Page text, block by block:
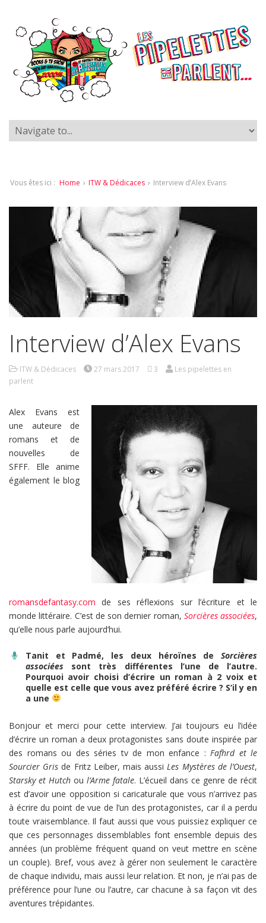
Vous êtes ici : Home › ITW & Dédicaces › Interview d’Alex Evans
Interview d’Alex Evans
ITW & Dédicaces 27 mars 2017 3
Les pipelettes en
parlent
Alex Evans est
une auteure de
romans et de
nouvelles de
SFFF. Elle anime
également le blog
romansdefantasy.com de ses réflexions sur l’écriture et le
monde littéraire. C’est de son dernier roman, Sorcières associées,
qu’elle nous parle aujourd’hui.
Tanit et Padmé, les deux héroïnes de Sorcières
associées sont très différentes l’une de l’autre.
Pourquoi avoir choisi d’écrire un roman à 2 voix et
quelle est celle que vous avez préféré écrire ? S’il y en
a une
Bonjour et merci pour cette interview. J’ai toujours eu l’idée
d’écrire un roman a deux protagonistes sans doute inspirée par
des romans ou des séries tv de mon enfance : Fafhrd et le
Sourcier Gris de Fritz Leiber, mais aussiLes Mystères de l’Ouest,
Starsky et Hutch ou l’Arme fatale. L’écueil dans ce genre de récit
est d’avoir une opposition si caricaturale que vous n’arrivez pas
à écrire du point de vue de l’un des protagonistes, car il a perdu
toute vraisemblance. Il faut aussi que vous puissiez expliquer ce
que ces personnages dissemblables font ensemble depuis des
années (un problème fréquent quand on veut mettre en scène
un couple). Bref, vous avez à gérer non seulement le caractère
de chaque individu, mais aussi leur relation. Et non, je n’ai pas de
préférence pour l’une ou l’autre, car chacune à sa façon vit des
aventures trépidantes.